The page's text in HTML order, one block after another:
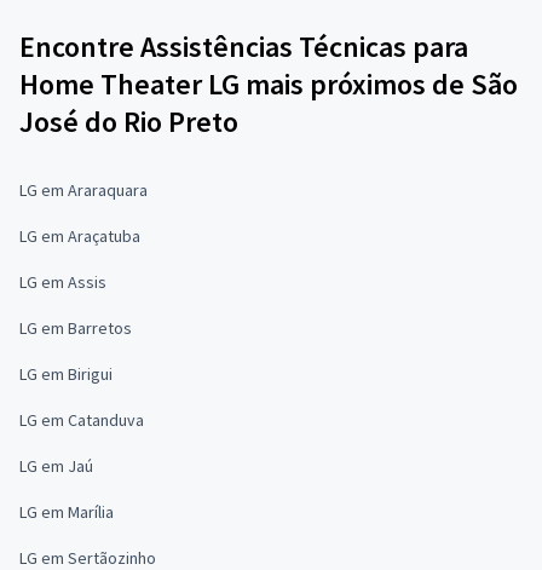
Encontre Assistências Técnicas para
Home Theater LG mais próximos de São
José do Rio Preto
LG em Araraquara
LG em Araçatuba
LG em Assis
LG em Barretos
LG em Birigui
LG em Catanduva
LG em Jaú
LG em Marília
LG em Sertãozinho